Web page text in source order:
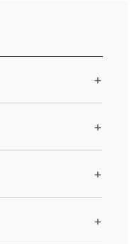
+
+
+
+